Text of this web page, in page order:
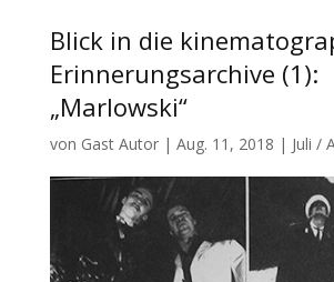
Blick in die
Erinnerungsarchive (1):
„Marlowski“
von Gast Autor| Aug. 11, 2018 | Juli /